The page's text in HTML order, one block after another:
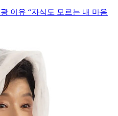
이유 “자식도 모르는 내 마음